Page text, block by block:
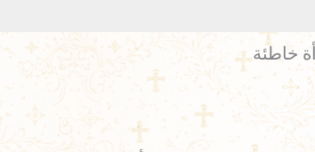
خاطئة